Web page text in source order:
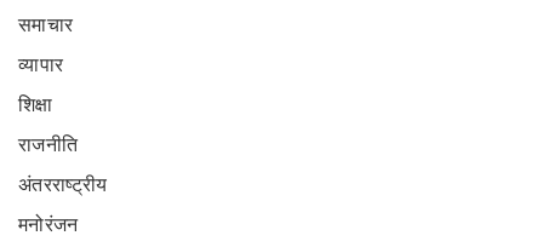
समाचार
व्यापार
शिक्षा
राजनीति
अंतरराष्ट्रीय
मनोरंजन